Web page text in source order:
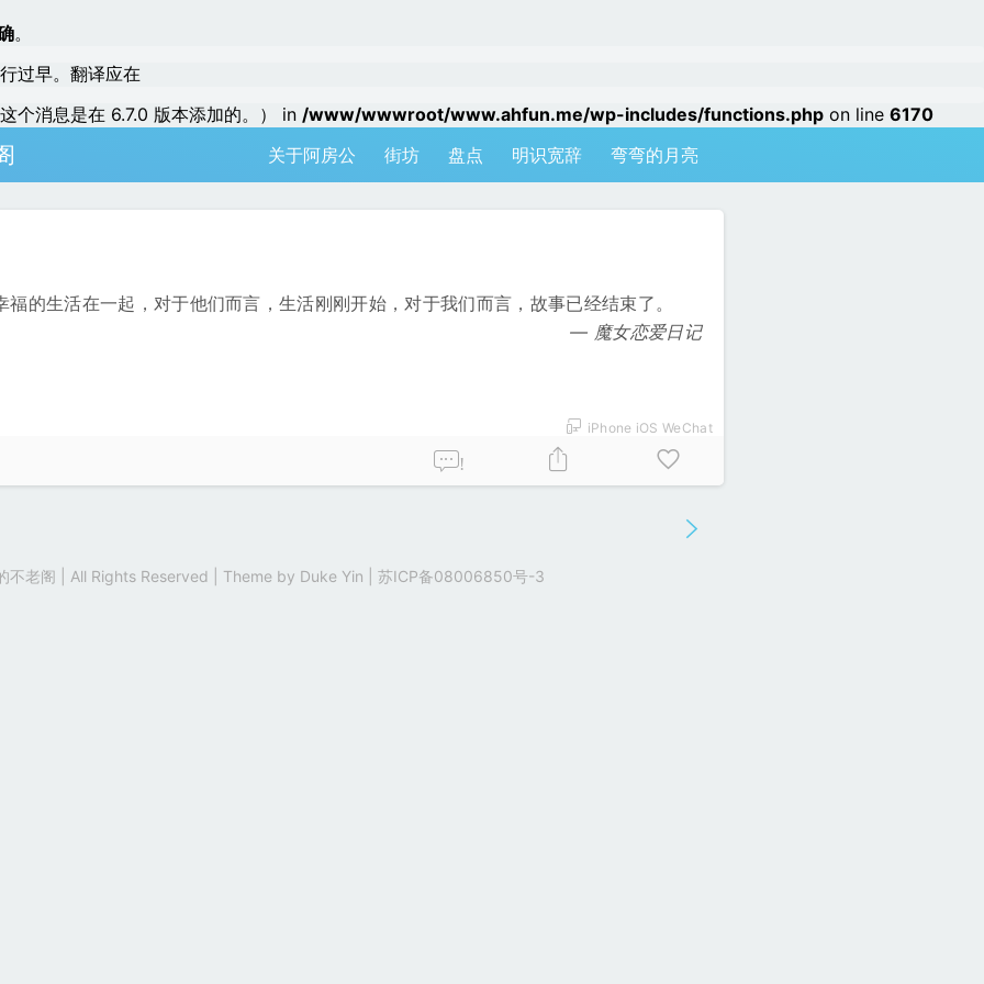
。
过早。翻译应在
个消息是在 6.7.0 版本添加的。） in /www/wwwroot/www.ahfun.me/wp-includes/functions.php on line 6170
关于阿房公 街坊 盘点 明识宽辞 弯弯的月亮
福的生活在一起，对于他们而言，生活刚刚开始，对于我们而言，故事已经结束了。
魔女恋爱日记
iPhone iOS WeChat
!
不老阁 | All Rights Reserved | Theme by Duke Yin 苏ICP备08006850号-3